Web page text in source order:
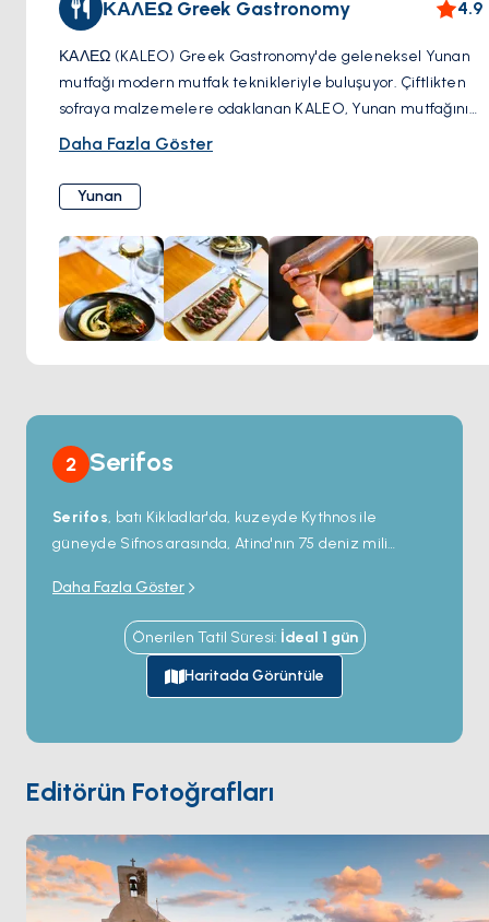
ΚΑΛΕΩ Greek Gastronomy 4.9
ΚΑΛΕΩ (KALEO) Greek Gastronomy'de geleneksel Yunan
mutfağı modern mutfak teknikleriyle buluşuyor. Çiftlikten
sofraya malzemelere odaklanan KALEO, Yunan mutfağının
en iyilerini sergileyen güzel tabaklanmış yemekler
kadar her yemek özen ve ayrıntılara dikkat edilerek
hazırlanıyor. İster sıradan bir öğle yemeği ister kaliteli bir
yemek deneyimi olsun, KALEO sizi rafine ama konforlu bir
ortamda Yunanistan'ın zengin lezzetlerini keşfetmeye
davet ediyor.
Daha Fazla Göster
Yunan
2 Serifos
Serifos, batı Kikladlar'da, kuzeyde Kythnos ile
güneyde Sifnos arasında, Atina'nın 75 deniz mili
sakini olan 75 kilometrekarelik bir ada; batı Kikladları
zincirinin en sessizi olarak kabul edildi. Ada 1869'dan
1963'e endüstriyel bir demir madenciliği merkeziydi;
güneybatı kıyısındakiMegalo Livadimadenleri
Yunanistan'ın en büyük demir ihracatçısıydı; paslanan
olarak hayatta kalıyor. Güney kıyısındaki ana liman
Livadiferibot limanı ve yat bağlantı noktaları —
kumlu plaj ve meyhane köyü olan küçük at nalı bir
körfez. BaşkentChora4 kilometre iç kısımda dik konik
bir tepenin üstünde deniz seviyesinin 220 metre
üstünde yer alıyor; basamaklı yollar ve tepedeki 15.
Daha Fazla Göster
Önerilen Tatil Süresi: İdeal 1 gün
Haritada Görüntüle
Editörün Fotoğrafları